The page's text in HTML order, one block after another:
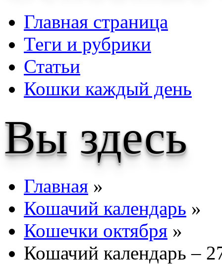
Главная страница
Теги и рубрики
Статьи
Кошки каждый день
Вы здесь
Главная »
Кошачий календарь »
Кошечки октября »
Кошачий календарь –